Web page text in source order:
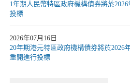
1年期人民幣特區政府機構債券將於
投標
2026年07月16日
20年期港元特區政府機構債券將於2026
重開進行投標